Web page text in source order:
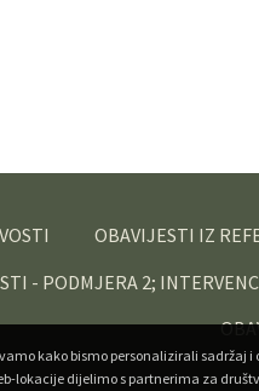
OBAVIJESTI IZ
- PODMJERA 2;
kako bismo personalizirali sadržaj
lokacije dijelimo s partnerima za